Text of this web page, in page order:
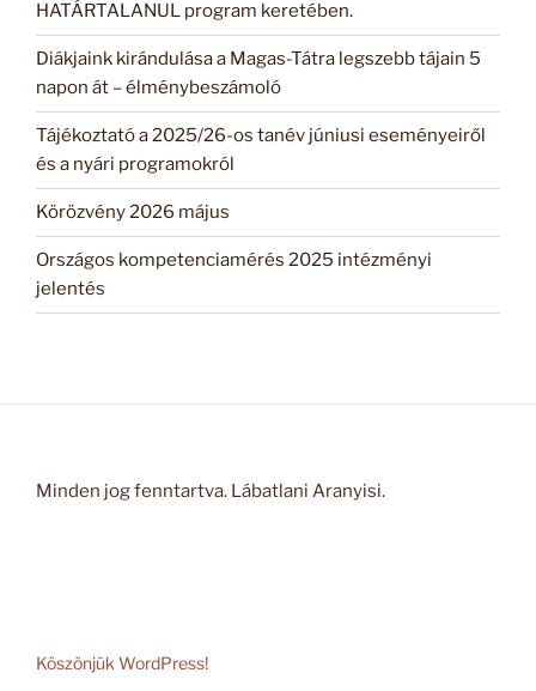
HATÁRTALANUL program keretében.
Diákjaink kirándulása a Magas-Tátra legszebb tájain 5
napon át – élménybeszámoló
Tájékoztató a 2025/26-os tanév júniusi eseményeiről
és a nyári programokról
Körözvény 2026 május
Országos kompetenciamérés 2025 intézményi
jelentés
Minden jog fenntartva. Lábatlani Aranyisi.
Köszönjük WordPress!